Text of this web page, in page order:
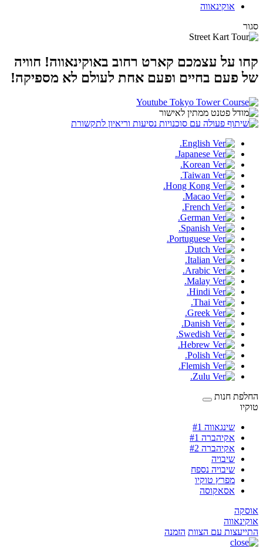
אוקינאווה
סגור
קחו על עצמכם קארט רחוב באוקינאווה! חוויה
של פעם בחיים ופעם אחת לעולם לא מספיקה!
החלפת חנות
טוקיו
שינגאווה #1
אקיהברה #1
אקיהברה #2
שיבויה
שיבויה נספח
מפרץ טוקיו
אסאקוסה
אוסקה
אוקינאווה
התייעצות עם הצוות הזמנה